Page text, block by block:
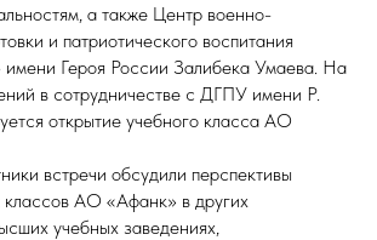
а также Центр военно-
и патриотического воспитания
Героя России Залибека Умаева. На
в сотрудничестве с ДГПУ имени Р.
открытие учебного класса АО
встречи обсудили перспективы
классов АО «Афанк» в других
учебных заведениях,